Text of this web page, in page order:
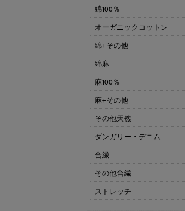
綿100％
オーガニックコットン
綿+その他
綿麻
麻100％
麻+その他
その他天然
ダンガリー・デニム
合繊
その他合繊
ストレッチ